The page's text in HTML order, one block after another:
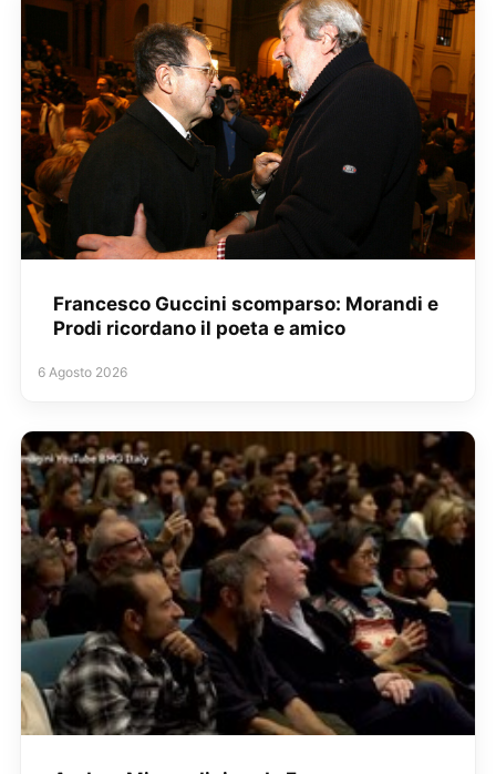
Francesco Guccini scomparso: Morandi e
Prodi ricordano il poeta e amico
6 Agosto 2026